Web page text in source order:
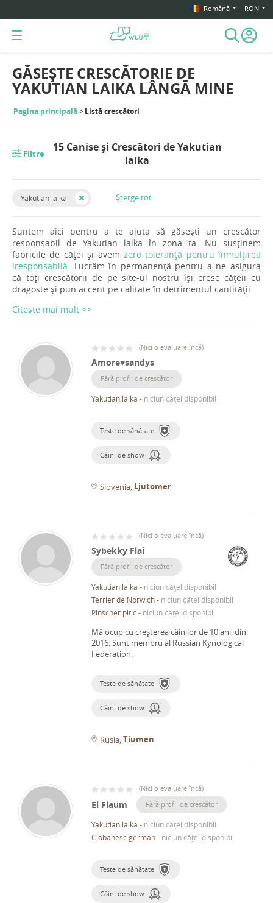
Română RON
Pagina principală Listă crescători
GĂSEȘTE CRESCĂTORIE DE
YAKUTIAN LAIKA LÂNGĂ MINE
Filtre
15 Canise și Crescători de Yakutian
laika
Yakutian laika Șterge tot
Suntem aici pentru a te ajuta să găsești un crescător
responsabil de Yakutian laika în zona ta. Nu susținem
fabricile de căței și avem zero toleranță pentru înmulțirea
iresponsabilă . Lucrăm în permanență pentru a ne asigura
că toți crescătorii de pe site-ul nostru își cresc cățeii cu
dragoste și pun accent pe calitate în detrimentul cantității.
Citește mai mult >>
(Nici o evaluare încă)
Amore♥sandys
Fără profil de crescător
Yakutian laika - niciun cățel disponibil
Teste de sănătate
Câini de show
Slovenia Ljutomer
(Nici o evaluare încă)
Sybekky Flai
Fără profil de crescător
Yakutian laika - niciun cățel disponibil
Terrier de Norwich- niciun cățel disponibil
Pinscher pitic- niciun cățel disponibil
Mă ocup cu creșterea câinilor de 10 ani, din
2016.Sunt membru al Russian Kynological
Federation.
Teste de sănătate
Câini de show
Rusia Tiumen
(Nici o evaluare încă)
El Flaum Fără profil de crescător
Yakutian laika - niciun cățel disponibil
Ciobanesc german- niciun cățel disponibil
Teste de sănătate
Câini de show